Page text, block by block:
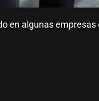
en algunas